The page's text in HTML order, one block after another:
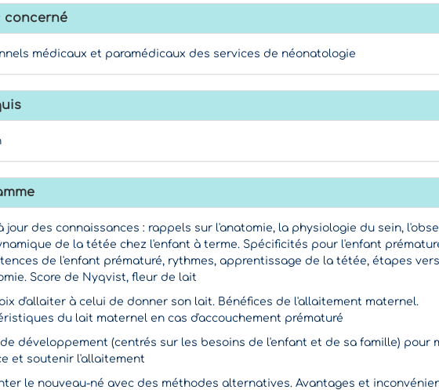
concerné
médicaux et paramédicaux des services de néonatologie
jour des connaissances : rappels sur l'anatomie, la physiologie du sein,
de la tétée chez l'enfant à terme. Spécificités pour l'enfant
de l'enfant prématuré, rythmes, apprentissage de la tétée, étapes vers
Score de Nyqvist, fleur de lait
d'allaiter à celui de donner son lait. Bénéfices de l'allaitement maternel.
du lait maternel en cas d'accouchement prématuré
de développement (centrés sur les besoins de l'enfant et de sa famille) pour
et soutenir l'allaitement
le nouveau-né avec des méthodes alternatives. Avantages et